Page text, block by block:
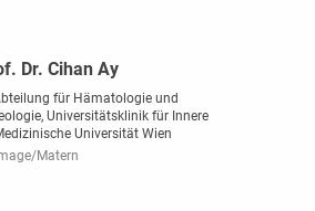
Dr. Cihan Ay
für Hämatologie und
Universitätsklinik für Innere
Universität Wien
Matern